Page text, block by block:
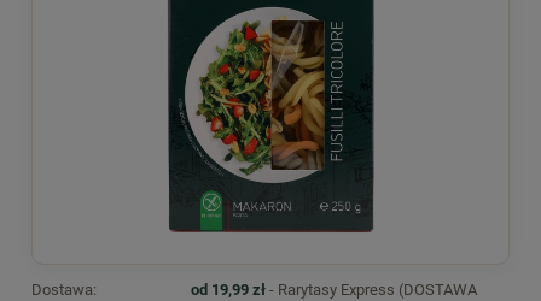
Dostawa: od 19,99 zł - Rarytasy Express (DOSTAWA